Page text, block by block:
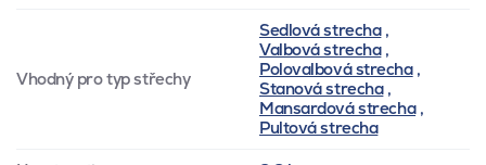
Vhodný pro typ střechy
Sedlová strecha,
Valbová strecha,
Polovalbová strecha,
Stanová strecha,
Mansardová strecha,
Pultová strecha